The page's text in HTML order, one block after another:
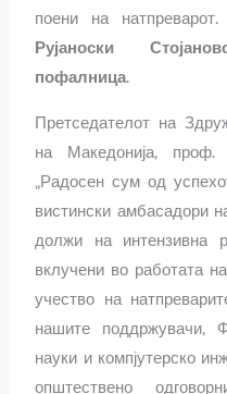
поени на
Рујаноски
пофалница.
Претседателот на
на Македонија,
„Радосен сум од
вистински амбасадори
должи на интензивна
вклучени во работата
учество на
нашите поддржувачи,
науки и компјутерско
општествено